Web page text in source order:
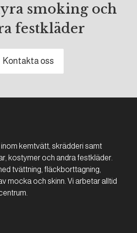
smoking och
festkläder
Kontakta oss
kemtvätt, skrädderi samt
kostymer och andra festkläder.
tvättning, fläckborttagning,
mocka och skinn. Vi arbetar alltid